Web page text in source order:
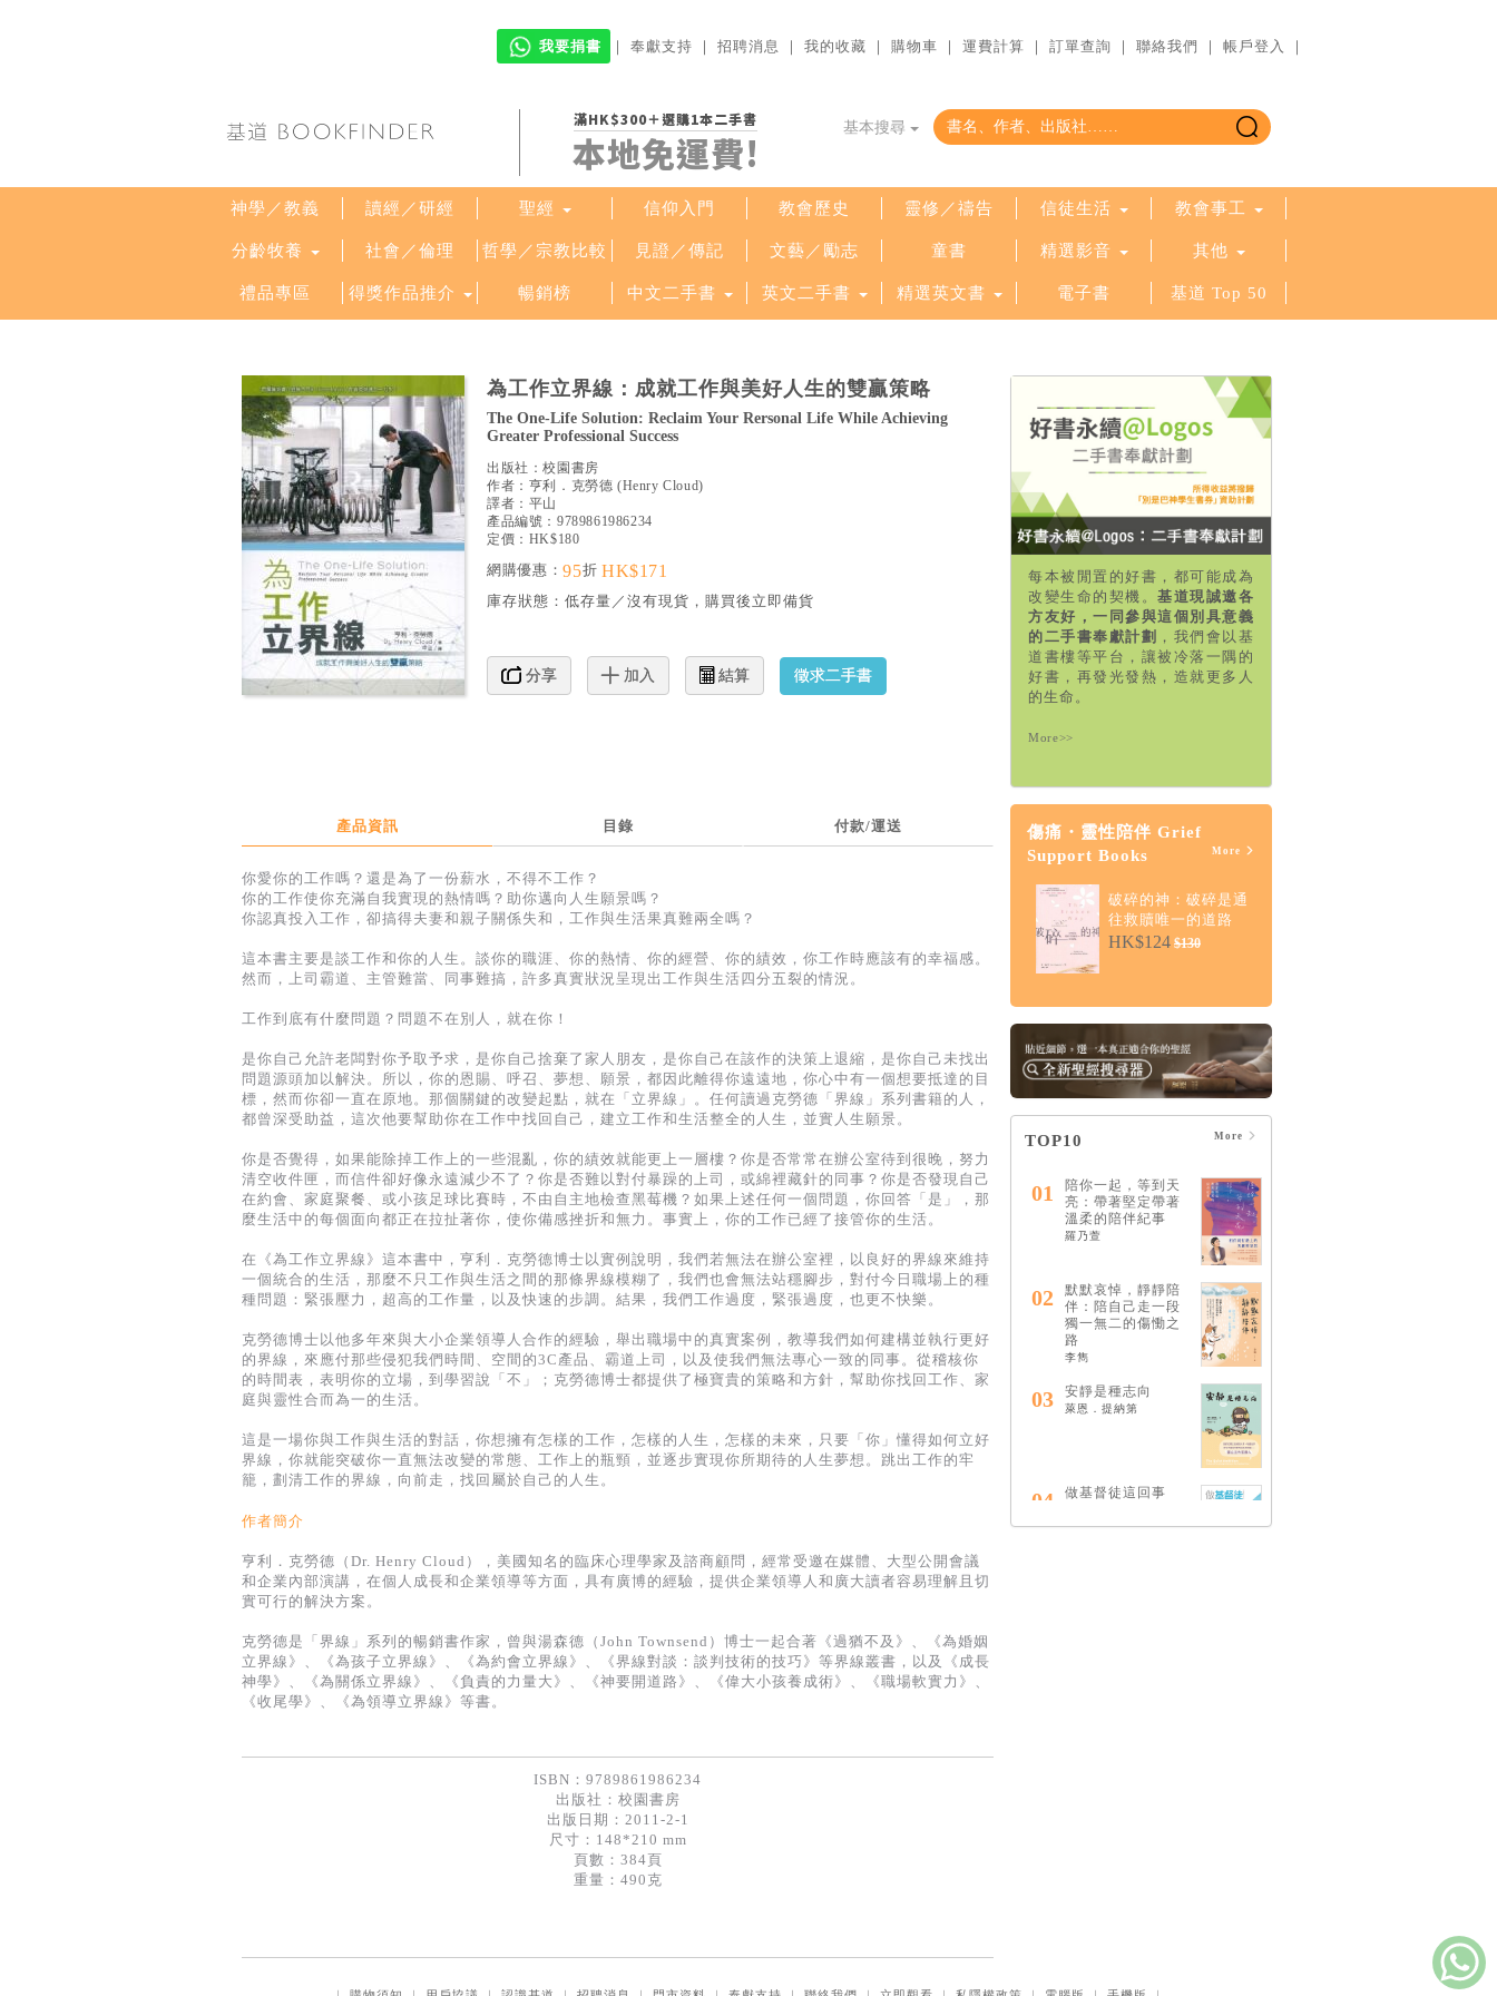
我要捐書 ｜ 奉獻支持 ｜ 招聘消息 ｜ 我的收藏 ｜ 購物車 ｜ 運費計算 ｜ 訂單查詢 ｜ 聯絡我們 ｜ 帳戶登入 ｜
滿HK$300＋選購1本二手書
本地免運費!
基本搜尋
神學／教義 讀經／研經 聖經 信仰入門 教會歷史 靈修／禱告 信徒生活 教會事工
分齡牧養 社會／倫理 哲學／宗教比較 見證／傳記 文藝／勵志 童書 精選影音 其他
禮品專區 得獎作品推介 暢銷榜 中文二手書 英文二手書 精選英文書 電子書 基道 Top 50
為工作立界線：成就工作與美好人生的雙贏策略
The One-Life Solution: Reclaim Your Rersonal Life While Achieving
Greater Professional Success
出版社：校園書房
作者： 亨利．克勞德 (Henry Cloud)
譯者： 平山
產品編號： 9789861986234
定價：HK$180
網購優惠：95折 HK$171
庫存狀態： 低存量／沒有現貨，購買後立即備貨
分享 加入 結算 徵求二手書
產品資訊 目錄 付款/運送
你愛你的工作嗎？還是為了一份薪水，不得不工作？
你的工作使你充滿自我實現的熱情嗎？助你邁向人生願景嗎？
你認真投入工作，卻搞得夫妻和親子關係失和，工作與生活果真難兩全嗎？
這本書主要是談工作和你的人生。談你的職涯、你的熱情、你的經營、你的績效，你工作時應該有的幸福感。
然而，上司霸道、主管難當、同事難搞，許多真實狀況呈現出工作與生活四分五裂的情況。
工作到底有什麼問題？問題不在別人，就在你！
是你自己允許老闆對你予取予求，是你自己捨棄了家人朋友，是你自己在該作的決策上退縮，是你自己未找出
問題源頭加以解決。所以，你的恩賜、呼召、夢想、願景，都因此離得你遠遠地，你心中有一個想要抵達的目
標，然而你卻一直在原地。那個關鍵的改變起點，就在「立界線」。任何讀過克勞德「界線」系列書籍的人，
都曾深受助益，這次他要幫助你在工作中找回自己，建立工作和生活整全的人生，並實人生願景。
你是否覺得，如果能除掉工作上的一些混亂，你的績效就能更上一層樓？你是否常常在辦公室待到很晚，努力
清空收件匣，而信件卻好像永遠減少不了？你是否難以對付暴躁的上司，或綿裡藏針的同事？你是否發現自己
在約會、家庭聚餐、或小孩足球比賽時，不由自主地檢查黑莓機？如果上述任何一個問題，你回答「是」，那
麼生活中的每個面向都正在拉扯著你，使你備感挫折和無力。事實上，你的工作已經了接管你的生活。
在《為工作立界線》這本書中，亨利．克勞德博士以實例說明，我們若無法在辦公室裡，以良好的界線來維持
一個統合的生活，那麼不只工作與生活之間的那條界線模糊了，我們也會無法站穩腳步，對付今日職場上的種
種問題：緊張壓力，超高的工作量，以及快速的步調。結果，我們工作過度，緊張過度，也更不快樂。
克勞德博士以他多年來與大小企業領導人合作的經驗，舉出職場中的真實案例，教導我們如何建構並執行更好
的界線，來應付那些侵犯我們時間、空間的3C產品、霸道上司，以及使我們無法專心一致的同事。從稽核你
的時間表，表明你的立場，到學習說「不」；克勞德博士都提供了極寶貴的策略和方針，幫助你找回工作、家
庭與靈性合而為一的生活。
這是一場你與工作與生活的對話，你想擁有怎樣的工作，怎樣的人生，怎樣的未來，只要「你」懂得如何立好
界線，你就能突破你一直無法改變的常態、工作上的瓶頸，並逐步實現你所期待的人生夢想。跳出工作的牢
籠，劃清工作的界線，向前走，找回屬於自己的人生。
作者簡介
亨利．克勞德（Dr. Henry Cloud），美國知名的臨床心理學家及諮商顧問，經常受邀在媒體、大型公開會議
和企業內部演講，在個人成長和企業領導等方面，具有廣博的經驗，提供企業領導人和廣大讀者容易理解且切
實可行的解決方案。
克勞德是「界線」系列的暢銷書作家，曾與湯森德（John Townsend）博士一起合著《過猶不及》、《為婚姻
立界線》、《為孩子立界線》、《為約會立界線》、《界線對談：談判技術的技巧》等界線叢書，以及《成長
神學》、《為關係立界線》、《負責的力量大》、《神要開道路》、《偉大小孩養成術》、《職場軟實力》、
《收尾學》、《為領導立界線》等書。
ISBN：9789861986234
出版社： 校園書房
出版日期：2011-2-1
尺寸：148*210 mm
頁數：384頁
重量：490克
每本被閒置的好書，都可能成為
改變生命的契機。基道現誠邀各
方友好，一同參與這個別具意義
的二手書奉獻計劃 ，我們會以基
道書樓等平台，讓被冷落一隅的
好書，再發光發熱，造就更多人
的生命。
More>>
傷痛・靈性陪伴 Grief
Support Books
More
破碎的神：破碎是通
往救贖唯一的道路
HK$124 $130
TOP10 More
01
陪你一起，等到天
亮：帶著堅定帶著
溫柔的陪伴紀事
羅乃萱
02
默默哀悼，靜靜陪
伴：陪自己走一段
獨一無二的傷慟之
路
李雋
03 安靜是種志向
萊恩．提納第
04
做基督徒這回事
蔡頌輝